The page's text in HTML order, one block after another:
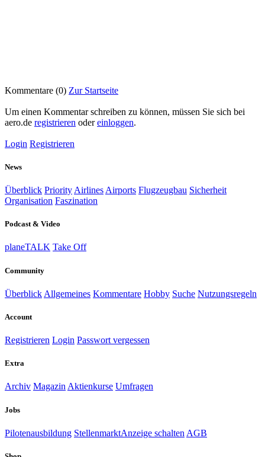
Kommentare (0) Zur Startseite
Um einen Kommentar schreiben zu können, müssen Sie sich bei
aero.de registrieren odereinloggen.
Login Registrieren
News
Überblick Priority Airlines Airports Flugzeugbau Sicherheit
Organisation Faszination
Podcast & Video
planeTALK Take Off
Community
Überblick Allgemeines Kommentare Hobby Suche Nutzungsregeln
Account
Registrieren Login Passwort vergessen
Extra
Archiv MagazinAktienkurse Umfragen
Jobs
Pilotenausbildung StellenmarktAnzeige schalten AGB